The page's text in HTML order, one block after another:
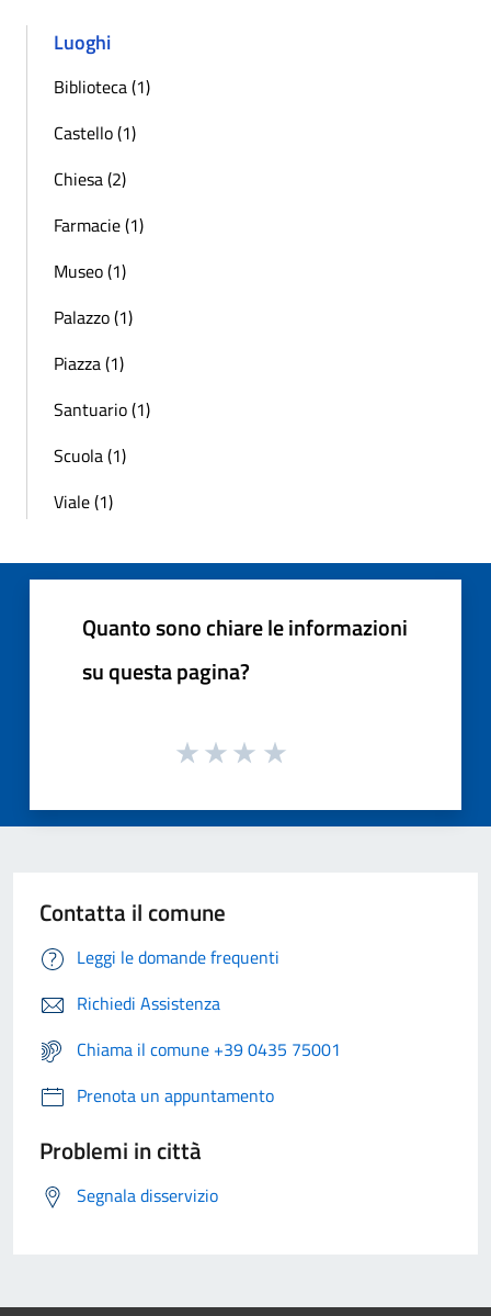
Luoghi
Biblioteca (1)
Castello (1)
Chiesa (2)
Farmacie (1)
Museo (1)
Palazzo (1)
Piazza (1)
Santuario (1)
Scuola (1)
Viale (1)
Quanto sono chiare le informazioni
su questa pagina?
Contatta il comune
Leggi le domande frequenti
Richiedi Assistenza
Chiama il comune +39 0435 75001
Prenota un appuntamento
Problemi in città
Segnala disservizio